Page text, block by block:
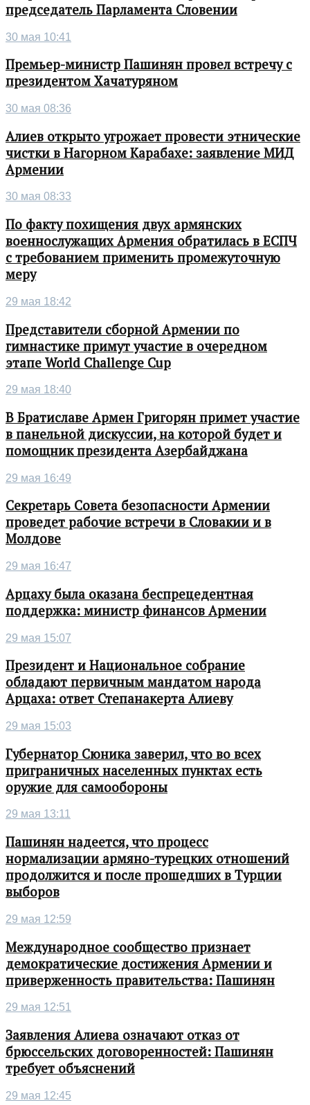
председатель Парламента Словении
30 мая 10:41
Премьер-министр Пашинян провел встречу с
президентом Хачатуряном
30 мая 08:36
Алиев открыто угрожает провести этнические
чистки в Нагорном Карабахе: заявление МИД
Армении
30 мая 08:33
По факту похищения двух армянских
военнослужащих Армения обратилась в ЕСПЧ
с требованием применить промежуточную
меру
29 мая 18:42
Представители сборной Армении по
гимнастике примут участие в очередном
этапе World Challenge Cup
29 мая 18:40
В Братиславе Армен Григорян примет участие
в панельной дискуссии, на которой будет и
помощник президента Азербайджана
29 мая 16:49
Секретарь Совета безопасности Армении
проведет рабочие встречи в Словакии и в
Молдове
29 мая 16:47
Арцаху была оказана беспрецедентная
поддержка: министр финансов Армении
29 мая 15:07
Президент и Национальное собрание
обладают первичным мандатом народа
Арцаха: ответ Степанакерта Алиеву
29 мая 15:03
Губернатор Сюника заверил, что во всех
приграничных населенных пунктах есть
оружие для самообороны
29 мая 13:11
Пашинян надеется, что процесс
нормализации армяно-турецких отношений
продолжится и после прошедших в Турции
выборов
29 мая 12:59
Международное сообщество признает
демократические достижения Армении и
приверженность правительства: Пашинян
29 мая 12:51
Заявления Алиева означают отказ от
брюссельских договоренностей: Пашинян
требует объяснений
29 мая 12:45